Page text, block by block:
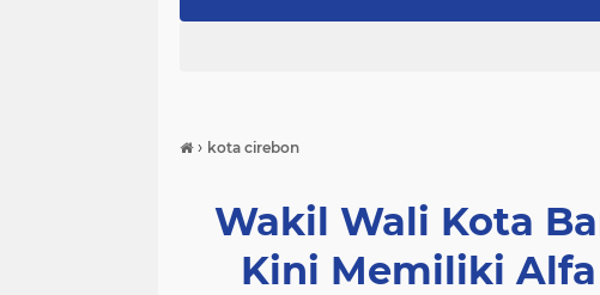
› kota cirebon
Wakil Wali Kota
Kini Memiliki